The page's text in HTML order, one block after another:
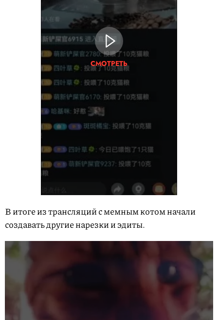
СМОТРЕТЬ
В итоге из трансляций с мемным котом начали
создавать другие нарезки и эдиты.